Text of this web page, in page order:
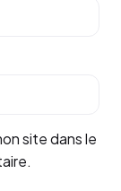
site dans le